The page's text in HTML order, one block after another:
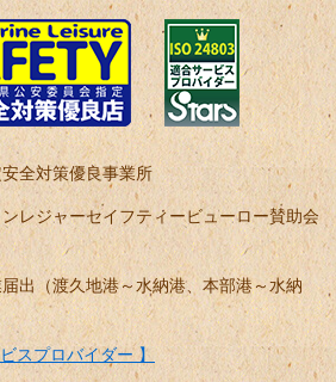
全対策優良事業所
レジャーセイフティービューロー賛助会
出（渡久地港～水納港、本部港～水納
スプロバイダー 】